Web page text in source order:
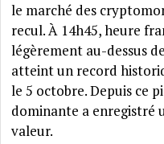
le marché des
recul. À 14h45, heure
légèrement au-dessus
atteint un record
le 5 octobre. Depuis ce
dominante a enregistré
valeur.